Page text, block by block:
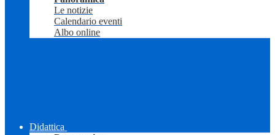
Le notizie
Calendario eventi
Albo online
Didattica